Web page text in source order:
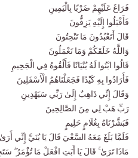
فَرَاغَ عَلَيْهِمْ ضَرْبًا بِالْيَمِينِ
فَأَقْبَلُوا إِلَيْهِ يَزِفُّونَ
قَالَ أَتَعْبُدُونَ مَا تَنْحِتُونَ
وَاللَّهُ خَلَقَكُمْ وَمَا تَعْمَلُونَ
قَالُوا ابْنُوا لَهُ بُنْيَانًا فَأَلْقُوهُ فِي الْجَحِيمِ
فَأَرَادُوا بِهِ كَيْدًا فَجَعَلْنَاهُمُ الْأَسْفَلِينَ
وَقَالَ إِنِّي ذَاهِبٌ إِلَىٰ رَبِّي سَيَهْدِينِ
رَبِّ هَبْ لِي مِنَ الصَّالِحِينَ
فَبَشَّرْنَاهُ بِغُلَامٍ حَلِيمٍ
فَلَمَّا بَلَغَ مَعَهُ السَّعْيَ قَالَ يَا بُنَيَّ إِنِّي
مَاذَا تَرَىٰ ۚ قَالَ يَا أَبَتِ افْعَلْ مَا تُؤْمَرُ